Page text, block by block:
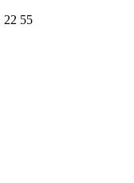
22 55